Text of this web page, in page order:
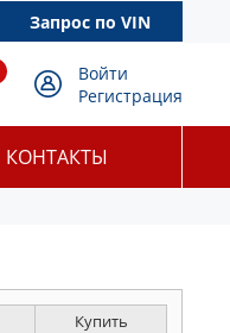
Запрос по VIN
Войти
Регистрация
КОНТАКТЫ
Купить